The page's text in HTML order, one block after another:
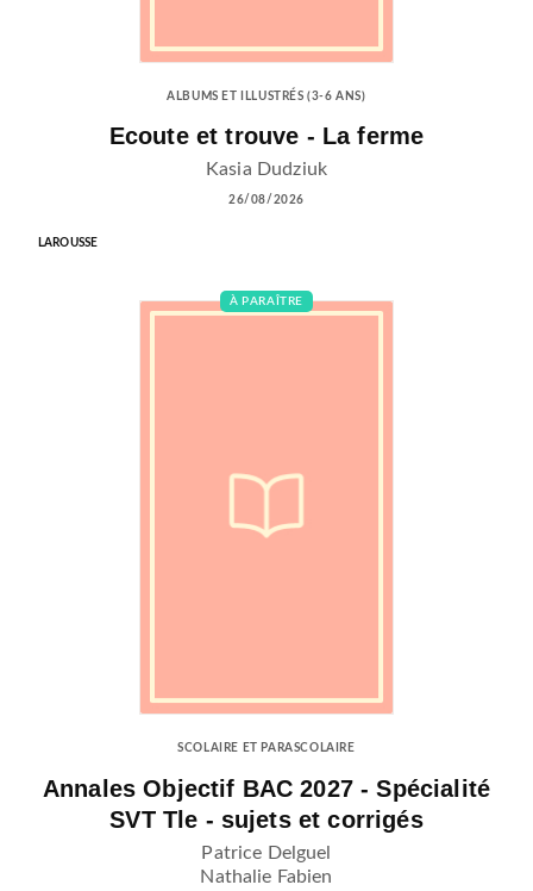
ALBUMS ET ILLUSTRÉS (3-6 ANS)
Ecoute et trouve - La ferme
Kasia Dudziuk
26/08/2026
LAROUSSE
À PARAÎTRE
SCOLAIRE ET PARASCOLAIRE
Annales Objectif BAC 2027 - Spécialité
SVT Tle - sujets et corrigés
Patrice Delguel
Nathalie Fabien